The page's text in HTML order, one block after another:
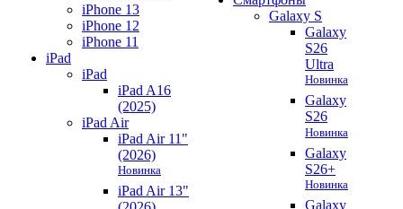
iPhone 13
iPhone 12
iPhone 11
iPad
iPad
iPad A16
(2025)
iPad Air
iPad Air 11"
(2026)
Новинка
iPad Air 13"
Galaxy S
Galaxy
S26
Ultra
Новинка
Galaxy
S26
Новинка
Galaxy
S26+
Новинка
Galaxy